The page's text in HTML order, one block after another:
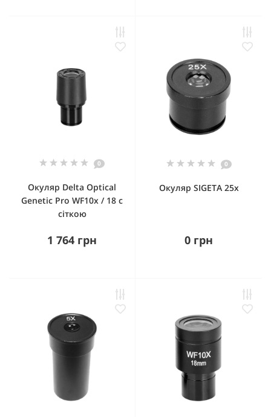
0
Окуляр Delta Optical
Genetic Pro WF10x / 18 c
сіткою
1 764 грн
0
Окуляр SIGETA 25x
0 грн